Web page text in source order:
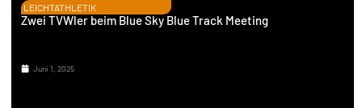
LEICHTATHLETIK
Zwei TVWler beim Blue Sky Blue Track Meeting
Juni 1, 2025